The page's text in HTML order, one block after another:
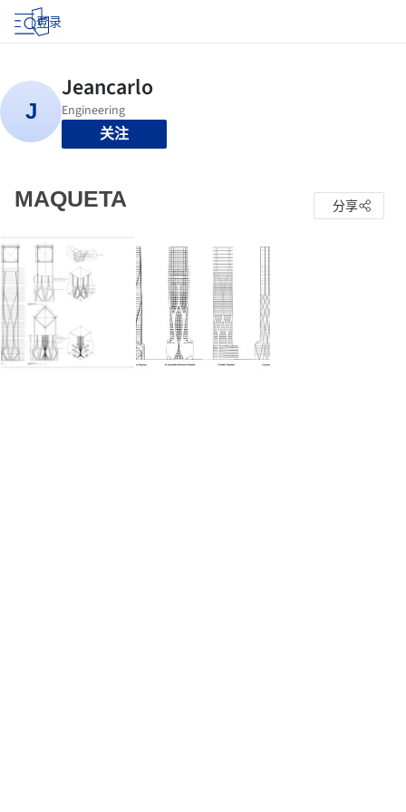
登录
关注
MAQUETA 分享